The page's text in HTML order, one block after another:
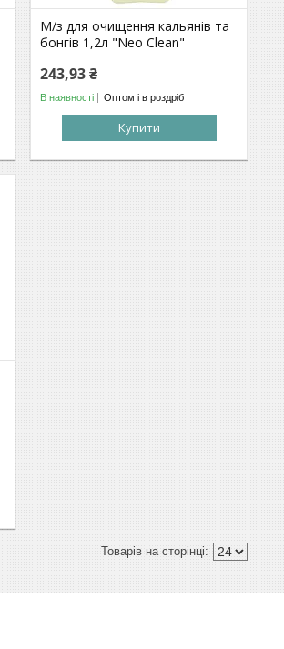
М/з для очищення кальянів та
бонгів 1,2л "Neo Clean"
243,93 ₴
В наявності Оптом і в роздріб
Купити